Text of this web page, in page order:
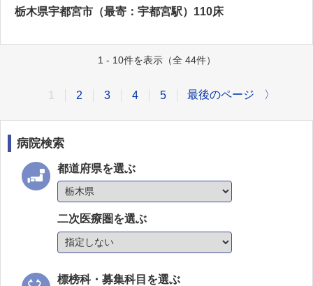
栃木県宇都宮市（最寄：宇都宮駅）110床
1 - 10件を表示（全 44件）
2 3 4 5 最後のページ 〉
病院検索
都道府県を選ぶ
二次医療圏を選ぶ
標榜科・募集科目を選ぶ